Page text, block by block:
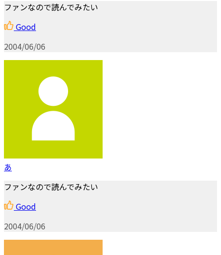
ファンなので読んでみたい
Good
2004/06/06
あ
ファンなので読んでみたい
Good
2004/06/06